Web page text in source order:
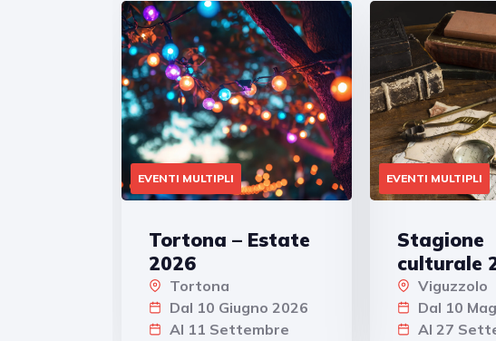
EVENTI MULTIPLI
Tortona – Estate
2026
Tortona
Dal 10 Giugno 2026
Al 11 Settembre
EVENTI MULTIPLI
Stagione
culturale
Viguzzolo
Dal 10
Al 27